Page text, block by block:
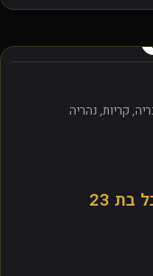
קריות, נהריה
בת 23